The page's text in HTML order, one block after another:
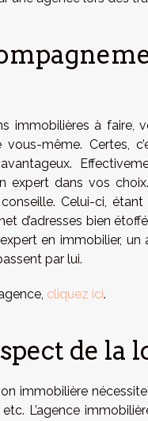
immobilières à faire,
même. Certes,
expert dans vos
Celui-ci,
d’adresses bien
en immobilier,
par lui.
cliquez ici.
de la
immobilière
L’agence